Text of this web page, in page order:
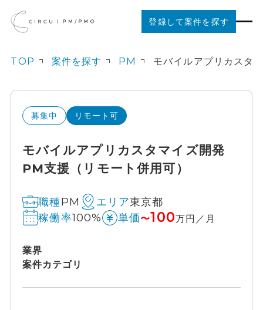
登録して案件を探す
ご利用の流れ
お役立ちコンテンツ
TOP 案件を探す PM
募集中 リモート可
モバイルアプリカスタマイズ開発
PM支援（リモート併用可）
職種PM エリア東京都
稼働率100% 単価〜100万円／月
業界
案件カテゴリ